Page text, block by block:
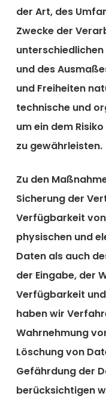
der Art, des
Zwecke der
und des
und Freiheiten
technische und
um ein dem
zu gewährleisten.
Zu den
Sicherung der
Verfügbarkeit
physischen und
Daten als auch
der Eingabe, der
Verfügbarkeit
haben wir
Wahrnehmung
Löschung von
Gefährdung der
berücksichtigen